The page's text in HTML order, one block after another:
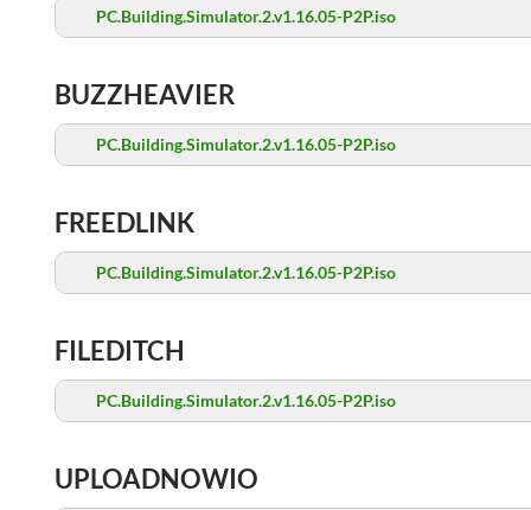
PC.Building.Simulator.2.v1.16.05-P2P.iso
BUZZHEAVIER
PC.Building.Simulator.2.v1.16.05-P2P.iso
FREEDLINK
PC.Building.Simulator.2.v1.16.05-P2P.iso
FILEDITCH
PC.Building.Simulator.2.v1.16.05-P2P.iso
UPLOADNOWIO